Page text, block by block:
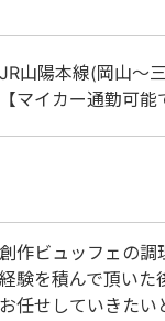
JR山陽本線(岡山～
【マイカー通勤可能
創作ビュッフェの調
経験を積んで頂いた
お任せしていきたい